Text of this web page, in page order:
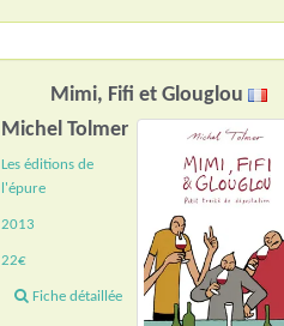
Mimi, Fifi et Glouglou
Michel Tolmer
Les éditions de
l'épure
2013
22€
Fiche détaillée